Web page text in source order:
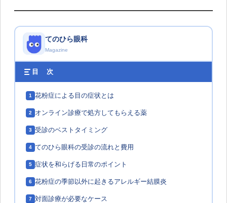
てのひら眼科
Magazine
目 次
1 花粉症による目の症状とは
2 オンライン診療で処方してもらえる薬
3 受診のベストタイミング
4 てのひら眼科の受診の流れと費用
5 症状を和らげる日常のポイント
6 花粉症の季節以外に起きるアレルギー結膜炎
7 対面診療が必要なケース